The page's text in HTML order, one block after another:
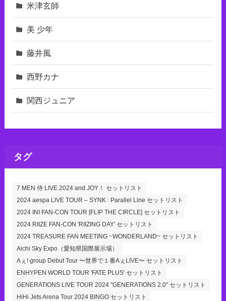
米津玄師
美 少年
藤井風
西野カナ
関西ジュニア
タグ
7 MEN 侍 LIVE 2024 and JOY！ セットリスト
2024 aespa LIVE TOUR – SYNK : Parallel Line セットリスト
2024 INI FAN-CON TOUR [FLIP THE CIRCLE] セットリスト
2024 RIIZE FAN-CON 'RIIZING DAY' セットリスト
2024 TREASURE FAN MEETING ~WONDERLAND~ セットリスト
Aichi Sky Expo（愛知県国際展示場）
Aぇ! group Debut Tour 〜世界で１番AぇLIVE〜 セットリスト
ENHYPEN WORLD TOUR 'FATE PLUS' セットリスト
GENERATIONS LIVE TOUR 2024 "GENERATIONS 2.0" セットリスト
HiHi Jets Arena Tour 2024 BINGO セットリスト